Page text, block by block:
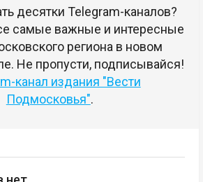
десятки Telegram-каналов?
самые важные и интересные
региона в новом
Не пропусти, подписывайся!
канал издания "Вести
Подмосковья".